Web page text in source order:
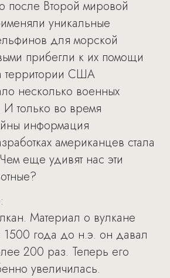
после Второй мировой
уникальные
для морской
прибегли к их помощи
территории США
несколько военных
только во время
информация
американцев стала
еще удивят нас эти
Материал о вулкане
1500 года до н.э. он давал
200 раз. Теперь его
увеличилась.